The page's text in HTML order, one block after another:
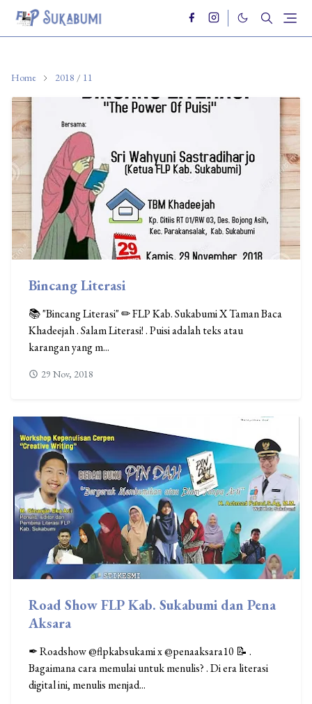
Home 2018 / 11
Bincang Literasi
📚 "Bincang Literasi" ✏ FLP Kab. Sukabumi X Taman Baca
Khadeejah . Salam Literasi! . Puisi adalah teks atau
karangan yang m...
29 Nov, 2018
Road Show FLP Kab. Sukabumi dan Pena
Aksara
✒ Roadshow @flpkabsukami x @penaaksara10 📝 .
Bagaimana cara memulai untuk menulis? . Di era literasi
digital ini, menulis menjad...